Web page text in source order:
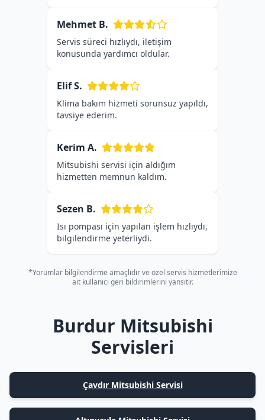
Mehmet B.
Servis süreci hızlıydı, iletişim
konusunda yardımcı oldular.
Elif S.
Klima bakım hizmeti sorunsuz yapıldı,
tavsiye ederim.
Kerim A.
Mitsubishi servisi için aldığım
hizmetten memnun kaldım.
Sezen B.
Isı pompası için yapılan işlem hızlıydı,
bilgilendirme yeterliydi.
*Yorumlar bilgilendirme amaçlıdır ve özel servis hizmetlerimize
ait kullanıcı geri bildirimlerini yansıtır.
Burdur Mitsubishi
Servisleri
Çavdır Mitsubishi Servisi